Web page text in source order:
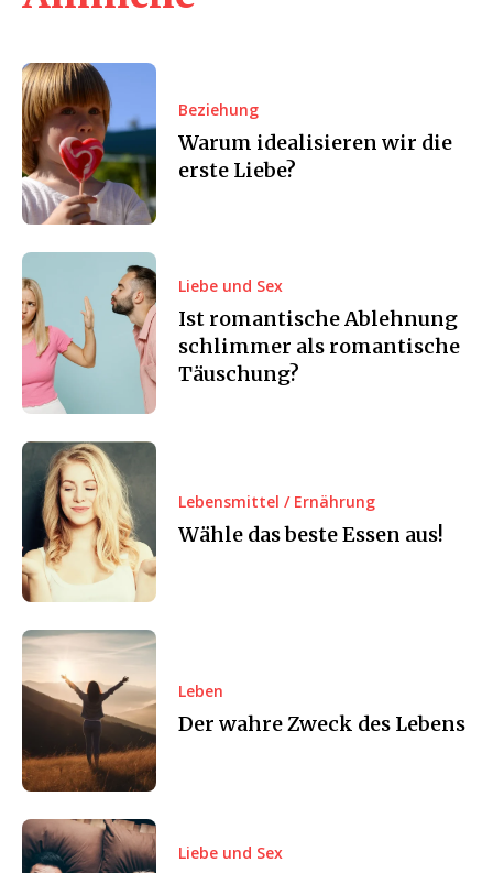
Beziehung
Warum idealisieren wir die
erste Liebe?
Liebe und Sex
Ist romantische Ablehnung
schlimmer als romantische
Täuschung?
Lebensmittel / Ernährung
Wähle das beste Essen aus!
Leben
Der wahre Zweck des Lebens
Liebe und Sex